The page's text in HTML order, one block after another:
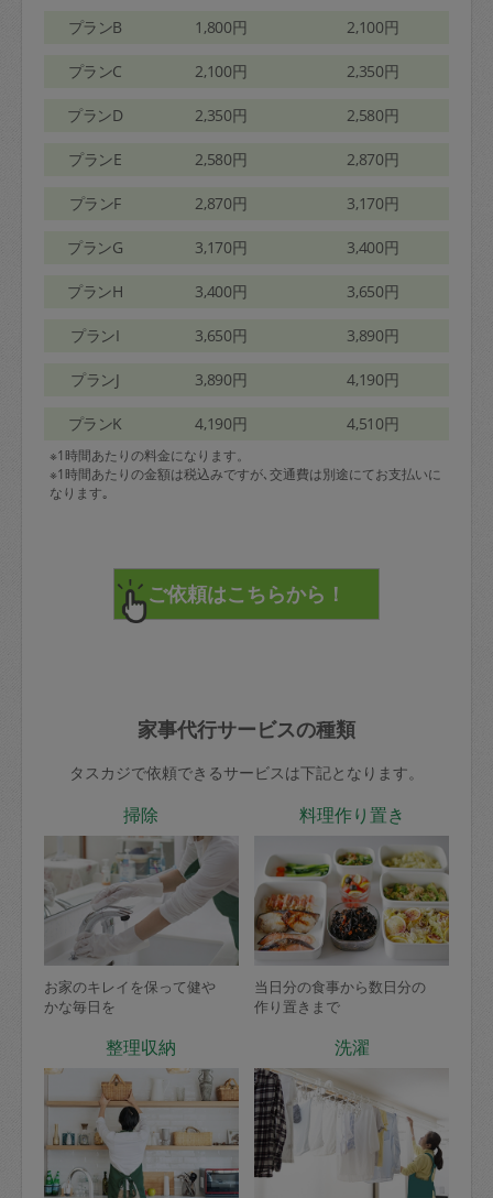
プランB 1,800円 2,100円
プランC 2,100円 2,350円
プランD 2,350円 2,580円
プランE 2,580円 2,870円
プランF 2,870円 3,170円
プランG 3,170円 3,400円
プランH 3,400円 3,650円
プランI 3,650円 3,890円
プランJ 3,890円 4,190円
プランK 4,190円 4,510円
※1時間あたりの料金になります。
※1時間あたりの金額は税込みですが､交通費は別途にてお支払いに
なります｡
家事代行サービスの種類
タスカジで依頼できるサービスは下記となります。
掃除
お家のキレイを保って健や
かな毎日を
料理作り置き
当日分の食事から数日分の
作り置きまで
整理収納 洗濯